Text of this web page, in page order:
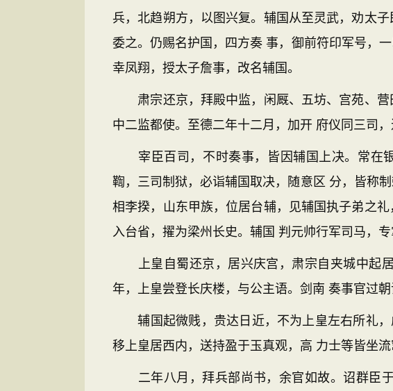
兵，北趋朔方，以图兴复。辅国从至灵武，劝太
委之。仍赐名护国，四方奏 事，御前符印军号，
幸凤翔，授太子詹事，改名辅国。
肃宗还京，拜殿中监，闲厩、五坊、宫苑、营
中二监都使。至德二年十二月，加开 府仪同三司，
宰臣百司，不时奏事，皆因辅国上决。常在
鞫，三司制狱，必诣辅国取决，随意区 分，皆称
相李揆，山东甲族，位居台辅，见辅国执子弟之
入台省，擢为梁州长史。辅国 判元帅行军司马，专
上皇自蜀还京，居兴庆宫，肃宗自夹城中起居
年，上皇尝登长庆楼，与公主语。剑南 奏事官过
辅国起微贱，贵达日近，不为上皇左右所礼，
移上皇居西内，送持盈于玉真观，高 力士等皆坐流
二年八月，拜兵部尚书，余官如故。诏群臣于